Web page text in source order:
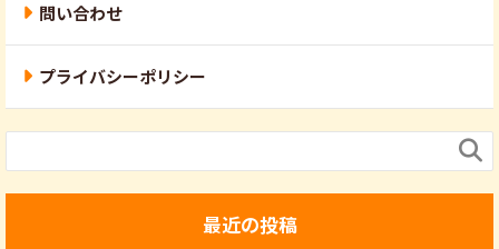
問い合わせ
プライバシーポリシー

最近の投稿